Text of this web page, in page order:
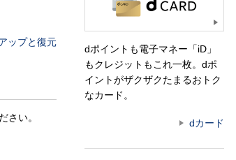
ップと復元
さい。
dポイントも電子マネー「iD」
もクレジットもこれ一枚。dポ
イントがザクザクたまるおトク
なカード。
dカード